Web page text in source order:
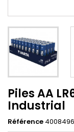
Piles AA
Industrial
Référence